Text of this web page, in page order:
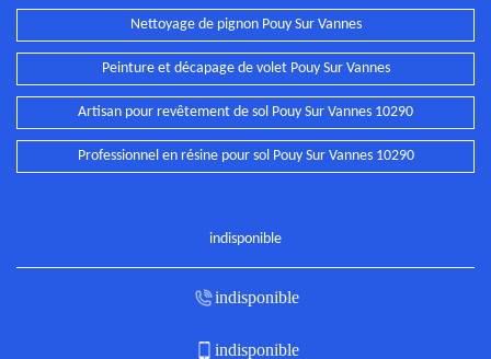
Nettoyage de pignon Pouy Sur Vannes
Peinture et décapage de volet Pouy Sur Vannes
Artisan pour revêtement de sol Pouy Sur Vannes 10290
Professionnel en résine pour sol Pouy Sur Vannes 10290
indisponible
indisponible
indisponible